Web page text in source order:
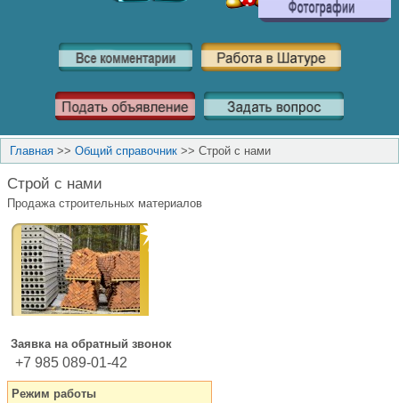
Главная >> Общий справочник >> Строй с нами
Строй с нами
Продажа строительных материалов
Заявка на обратный звонок
+7 985 089-01-42
Режим работы